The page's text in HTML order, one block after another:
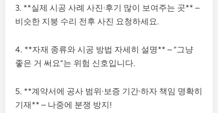
3. **실제 시공 사례 사진·후기 많이 보여주는 곳** –
비슷한 지붕 수리 전후 사진 요청하세요.
4. **자재 종류와 시공 방법 자세히 설명** – “그냥
좋은 거 써요”는 위험 신호입니다.
5. **계약서에 공사 범위·보증 기간·하자 책임 명확히
기재** – 나중에 분쟁 방지!